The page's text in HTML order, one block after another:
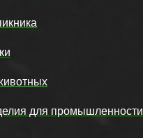
для промышленности